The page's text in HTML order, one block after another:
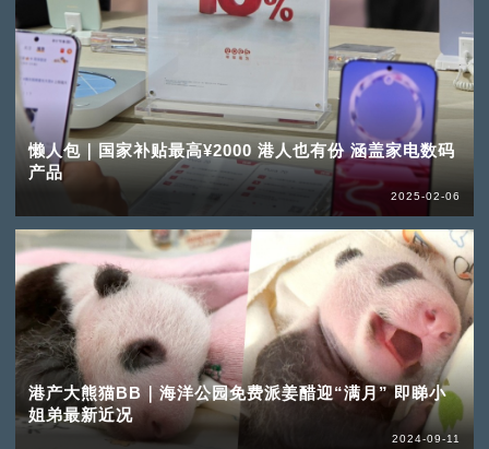
懒人包｜国家补贴最高¥2000 港人也有份 涵盖家电数码
产品
2025-02-06
港产大熊猫BB｜海洋公园免费派姜醋迎“满月” 即睇小
姐弟最新近况
2024-09-11